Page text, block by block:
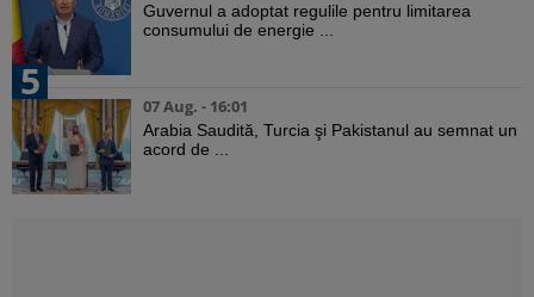
Guvernul a adoptat regulile pentru limitarea
consumului de energie ...
5
07 Aug. - 16:01
Arabia Saudită, Turcia şi Pakistanul au semnat un
acord de ...